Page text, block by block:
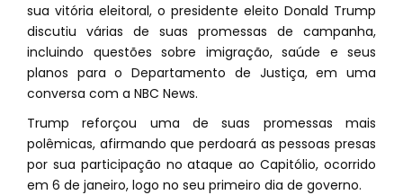
sua vitória eleitoral, o presidente eleito Donald Trump
discutiu várias de suas promessas de campanha,
incluindo questões sobre imigração, saúde e seus
planos para o Departamento de Justiça, em uma
conversa com a NBC News.
Trump reforçou uma de suas promessas mais
polêmicas, afirmando que perdoará as pessoas presas
por sua participação no ataque ao Capitólio, ocorrido
em 6 de janeiro, logo no seu primeiro dia de governo.